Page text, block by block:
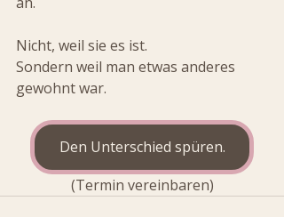
Nicht, weil sie es ist.
Sondern weil man etwas anderes
gewohnt war.
Den Unterschied spüren.
(Termin vereinbaren)